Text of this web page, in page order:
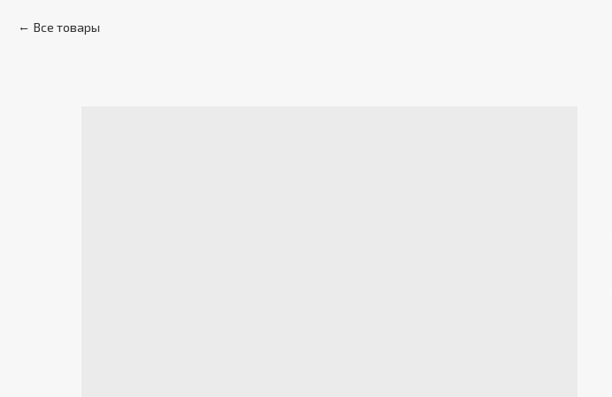
Все товары